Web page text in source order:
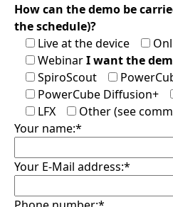
How can the demo be
the schedule)?
Live at the device
WebinarI want the
SpiroScout
PowerCube Diffusion+
LFX
Other (see
Your name:*
Your E-Mail address:*